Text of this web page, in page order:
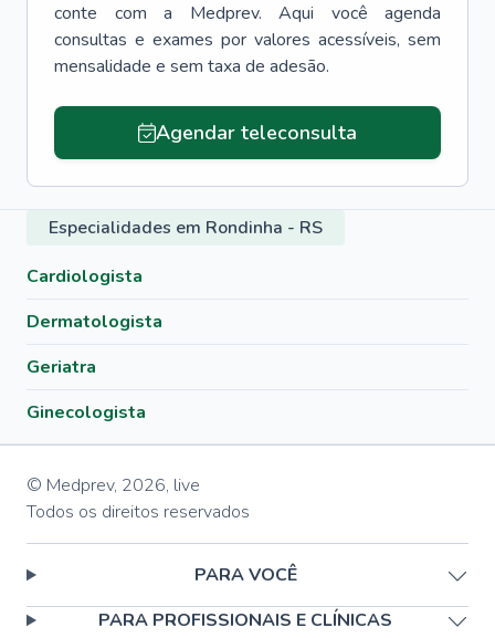
conte com a Medprev. Aqui você agenda
consultas e exames por valores acessíveis, sem
mensalidade e sem taxa de adesão.
Agendar teleconsulta
Especialidades em Rondinha - RS
Cardiologista
Dermatologista
Geriatra
Ginecologista
© Medprev, 2026, live
Todos os direitos reservados
PARA VOCÊ
PARA PROFISSIONAIS E CLÍNICAS